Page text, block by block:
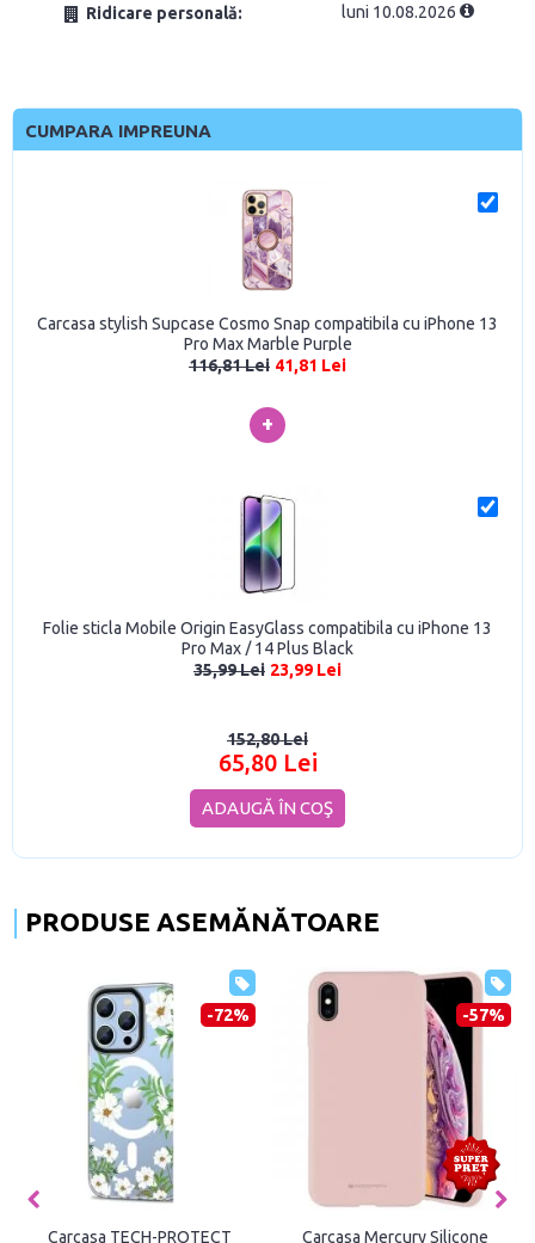
Ridicare personală:
luni 10.08.2026
CUMPARA IMPREUNA
Carcasa stylish Supcase Cosmo Snap compatibila cu iPhone 13
Pro Max Marble Purple
116,81 Lei 41,81 Lei
+
Folie sticla Mobile Origin EasyGlass compatibila cu iPhone 13
Pro Max / 14 Plus Black
35,99 Lei 23,99 Lei
152,80 Lei
65,80 Lei
ADAUGĂ ÎN COŞ
PRODUSE ASEMĂNĂTOARE
-72%
Carcasa TECH-PROTECT
-57%
Carcasa Mercury Silicone